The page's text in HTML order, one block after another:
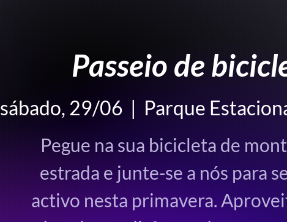
Passeio de
sábado, 29/06
  |
Parque
Pegue na sua bicicleta de
estrada e junte-se a nós para
activo nesta primavera.